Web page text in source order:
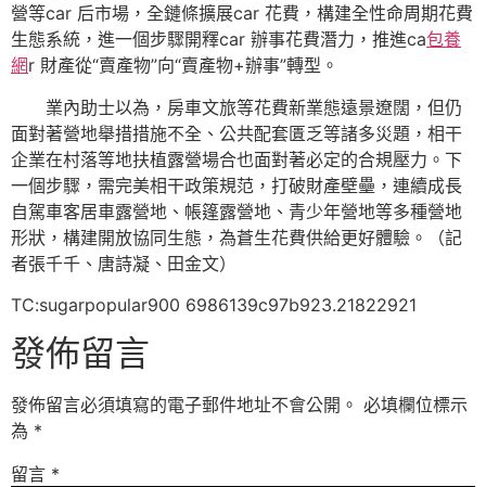
營等car 后市場，全鏈條擴展car 花費，構建全性命周期花費
生態系統，進一個步驟開釋car 辦事花費潛力，推進ca包養
網r 財產從“賣產物”向“賣產物+辦事”轉型。
業內助士以為，房車文旅等花費新業態遠景遼闊，但仍
面對著營地舉措措施不全、公共配套匱乏等諸多災題，相干
企業在村落等地扶植露營場合也面對著必定的合規壓力。下
一個步驟，需完美相干政策規范，打破財產壁壘，連續成長
自駕車客居車露營地、帳篷露營地、青少年營地等多種營地
形狀，構建開放協同生態，為蒼生花費供給更好體驗。（記
者張千千、唐詩凝、田金文）
TC:sugarpopular900 6986139c97b923.21822921
發佈留言
發佈留言必須填寫的電子郵件地址不會公開。 必填欄位標示
為 *
留言 *